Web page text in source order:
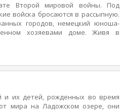
Второй мировой войны. Под
войска бросаются в рассыпную.
городов, немецкий юноша-
хозяевами доме. Живя в
жители. Наблюдая за ними в
созерцателем их судеб,
Однажды его соседями
во время холокоста. Неожиданно
в ровесницу-еврейку. «День
проект сценариста и
их детей, рожденных во время
мира на Ладожском озере, они